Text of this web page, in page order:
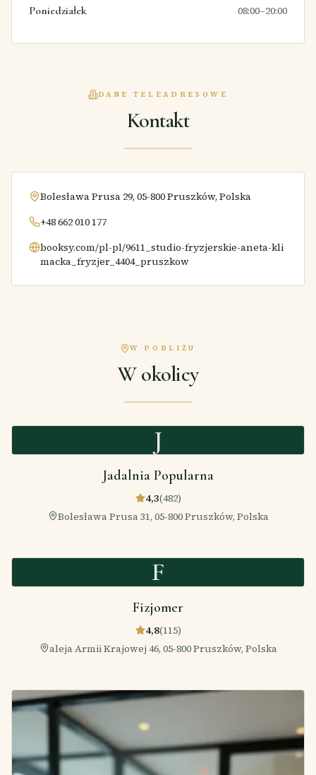
Poniedziałek 08:00–20:00
DANE TELEADRESOWE
Kontakt
Bolesława Prusa 29, 05-800 Pruszków, Polska
+48 662 010 177
booksy.com/pl-pl/9611_studio-fryzjerskie-aneta-kli
macka_fryzjer_4404_pruszkow
W POBLIŻU
W okolicy
J
Jadalnia Popularna
4,3(482)
Bolesława Prusa 31, 05-800 Pruszków, Polska
F
Fizjomer
4,8(115)
aleja Armii Krajowej 46, 05-800 Pruszków, Polska